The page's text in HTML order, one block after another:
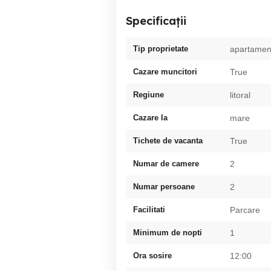
Specificații
Tip proprietate
Cazare muncitori True
Regiune litoral
Cazare la mare
Tichete de vacanta True
Numar de camere 2
Numar persoane 2
Facilitati Parcare
Minimum de nopti 1
Ora sosire 12:00